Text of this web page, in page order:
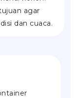
agar
dan cuaca.